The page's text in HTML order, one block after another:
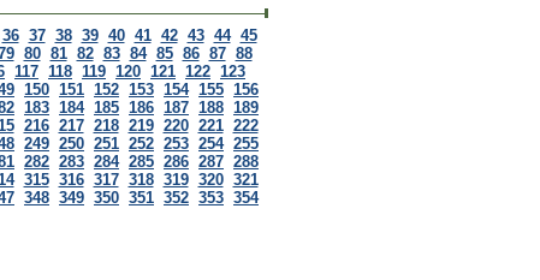
36 37 38 39 40 41 42 43 44 45
80 81 82 83 84 85 86 87 88
117 118 119 120 121 122 123
150 151 152 153 154 155 156
183 184 185 186 187 188 189
216 217 218 219 220 221 222
249 250 251 252 253 254 255
282 283 284 285 286 287 288
315 316 317 318 319 320 321
348 349 350 351 352 353 354